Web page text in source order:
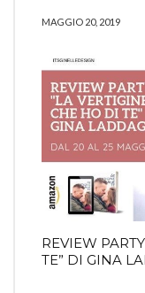
MAGGIO 20, 2019
REVIEW
TE” DI GINA